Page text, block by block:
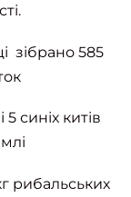
зібрано 585
5 синіх китів
рибальських